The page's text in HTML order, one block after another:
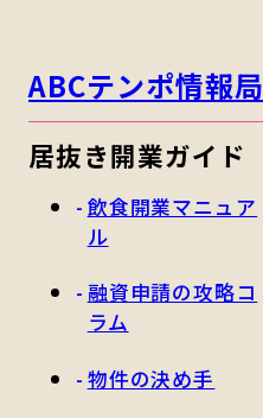
ABCテンポ情報局
居抜き開業ガイド
飲食開業マニュア
ル
融資申請の攻略コ
ラム
物件の決め手